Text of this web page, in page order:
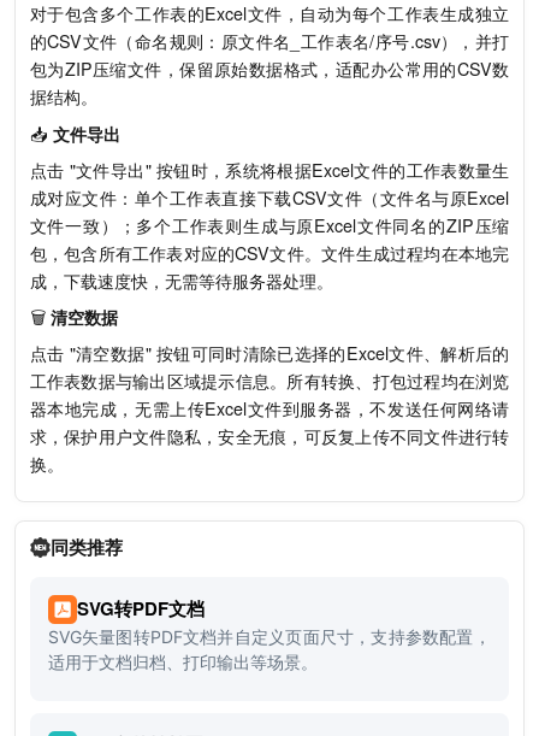
对于包含多个工作表的Excel文件，自动为每个工作表生成独立
的CSV文件（命名规则：原文件名_工作表名/序号.csv），并打
包为ZIP压缩文件，保留原始数据格式，适配办公常用的CSV数
据结构。
📥 文件导出
点击 "文件导出" 按钮时，系统将根据Excel文件的工作表数量生
成对应文件：单个工作表直接下载CSV文件（文件名与原Excel
文件一致）；多个工作表则生成与原Excel文件同名的ZIP压缩
包，包含所有工作表对应的CSV文件。文件生成过程均在本地完
成，下载速度快，无需等待服务器处理。
🗑️ 清空数据
点击 "清空数据" 按钮可同时清除已选择的Excel文件、解析后的
工作表数据与输出区域提示信息。所有转换、打包过程均在浏览
器本地完成，无需上传Excel文件到服务器，不发送任何网络请
求，保护用户文件隐私，安全无痕，可反复上传不同文件进行转
换。
同类推荐
SVG转PDF文档
SVG矢量图转PDF文档并自定义页面尺寸，支持参数配置，
适用于文档归档、打印输出等场景。